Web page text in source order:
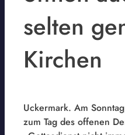
selten
Kirchen
Uckermark. Am
zum Tag des offenen